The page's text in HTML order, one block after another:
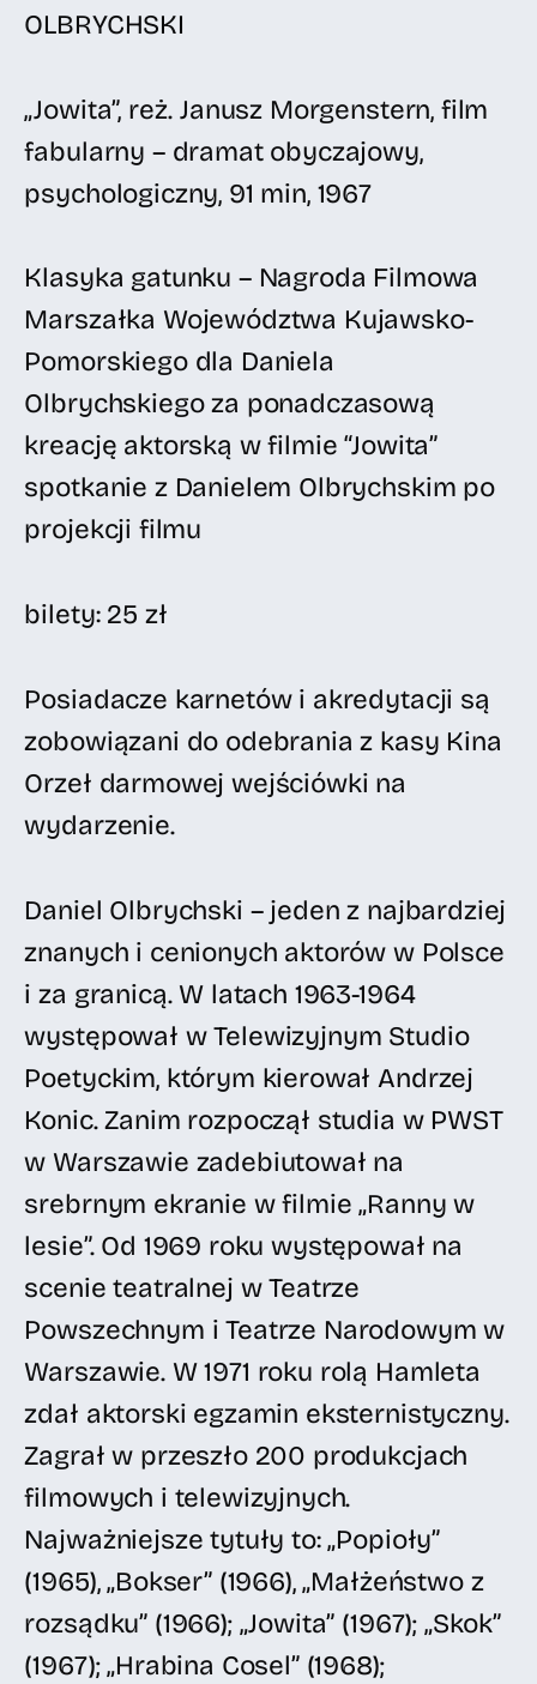
OLBRYCHSKI
„Jowita”, reż. Janusz Morgenstern, film
fabularny – dramat obyczajowy,
psychologiczny, 91 min, 1967
Klasyka gatunku – Nagroda Filmowa
Marszałka Województwa Kujawsko-
Pomorskiego dla Daniela
Olbrychskiego za ponadczasową
kreację aktorską w filmie “Jowita”
spotkanie z Danielem Olbrychskim po
projekcji filmu
bilety: 25 zł
Posiadacze karnetów i akredytacji są
zobowiązani do odebrania z kasy Kina
Orzeł darmowej wejściówki na
wydarzenie.
Daniel Olbrychski – jeden z najbardziej
znanych i cenionych aktorów w Polsce
i za granicą. W latach 1963-1964
występował w Telewizyjnym Studio
Poetyckim, którym kierował Andrzej
Konic. Zanim rozpoczął studia w PWST
w Warszawie zadebiutował na
srebrnym ekranie w filmie „Ranny w
lesie”. Od 1969 roku występował na
scenie teatralnej w Teatrze
Powszechnym i Teatrze Narodowym w
Warszawie. W 1971 roku rolą Hamleta
zdał aktorski egzamin eksternistyczny.
Zagrał w przeszło 200 produkcjach
filmowych i telewizyjnych.
Najważniejsze tytuły to: „Popioły”
(1965), „Bokser” (1966), „Małżeństwo z
rozsądku” (1966); „Jowita” (1967); „Skok”
(1967); „Hrabina Cosel” (1968);